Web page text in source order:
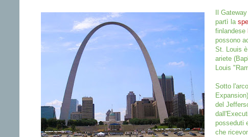
Il
partì la
finlandese
possono
St. Louis
ariete
Louis
Sotto
del
posseduti
che